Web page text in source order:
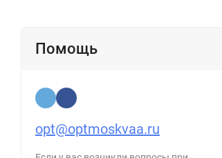
Помощь
opt@optmoskvaa.ru